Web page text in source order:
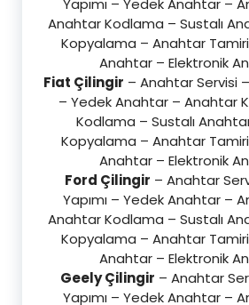
Yapımı – Yedek Anahtar –
Anahtar Kodlama – Sustalı
Kopyalama – Anahtar
Anahtar – Elektronik
Fiat Çilingir – Anahtar Servisi
– Yedek Anahtar – Anahtar
Kodlama – Sustalı
Kopyalama – Anahtar
Anahtar – Elektronik
Ford Çilingir – Anahtar
Yapımı – Yedek Anahtar –
Anahtar Kodlama – Sustalı
Kopyalama – Anahtar
Anahtar – Elektronik
Geely Çilingir – Anahtar
Yapımı – Yedek Anahtar –